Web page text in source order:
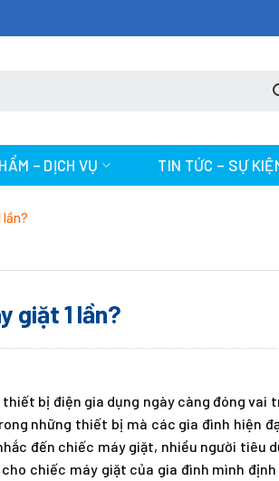
– DỊCH VỤ TIN TỨC – SỰ
lần?
giặt 1 lần?
bị điện gia dụng ngày càng đóng
những thiết bị mà các gia đình hiện
đến chiếc máy giặt, nhiều người tiêu
chiếc máy giặt của gia đình mình